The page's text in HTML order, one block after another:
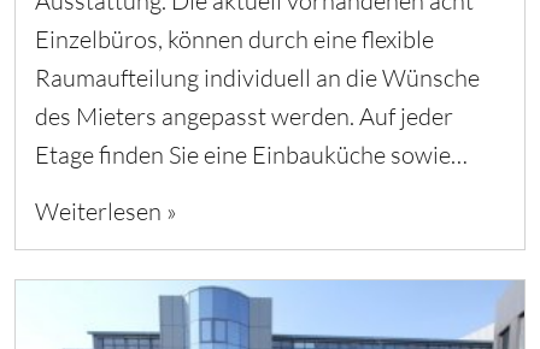
Einzelbüros, können durch eine flexible
Raumaufteilung individuell an die Wünsche
des Mieters angepasst werden. Auf jeder
Etage finden Sie eine Einbauküche sowie…
Weiterlesen »